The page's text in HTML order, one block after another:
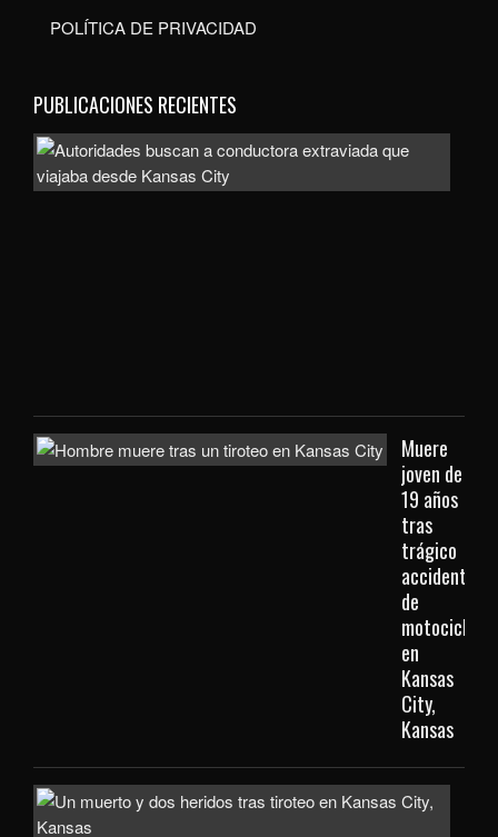
POLÍTICA DE PRIVACIDAD
PUBLICACIONES RECIENTES
Muere
joven de
19 años
tras
trágico
accidente
de
motocicleta
en
Kansas
City,
Kansas